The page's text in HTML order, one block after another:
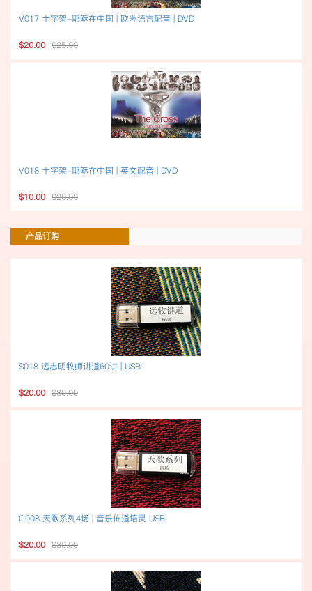
V017 十字架-耶稣在中国 | 欧洲语言配音 | DVD
$20.00 $25.00
V018 十字架-耶稣在中国 | 英文配音 | DVD
$10.00 $20.00
产品订购
S018 远志明牧师讲道60讲 | USB
$20.00 $30.00
C008 天歌系列4场 | 音乐佈道培灵 USB
$20.00 $30.00